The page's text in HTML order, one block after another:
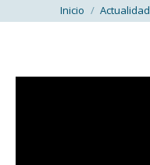
Estás aquí:
Inicio Actualidad